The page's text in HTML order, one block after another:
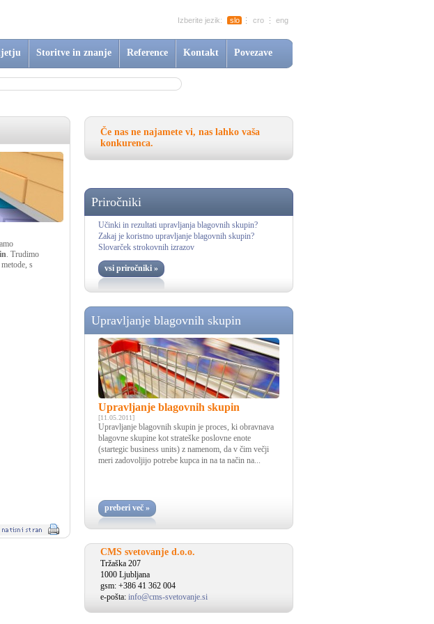
slo cro eng
Izberite jezik:
Povezave
Kontakt
Reference
Storitve in znanje
. Trudimo
s
Če nas ne najamete vi, nas lahko vaša
konkurenca.
Priročniki
Učinki in rezultati upravljanja blagovnih skupin?
Zakaj je koristno upravljanje blagovnih skupin?
Slovarček strokovnih izrazov
vsi priročniki »
Upravljanje blagovnih skupin
Upravljanje blagovnih skupin
[11.05.2011]
Upravljanje blagovnih skupin je proces, ki obravnava
blagovne skupine kot strateške poslovne enote
(startegic business units) z namenom, da v čim večji
meri zadovoljijo potrebe kupca in na ta način na...
preberi več »
CMS svetovanje d.o.o.
Tržaška 207
1000 Ljubljana
gsm: +386 41 362 004
e-pošta: info@cms-svetovanje.si